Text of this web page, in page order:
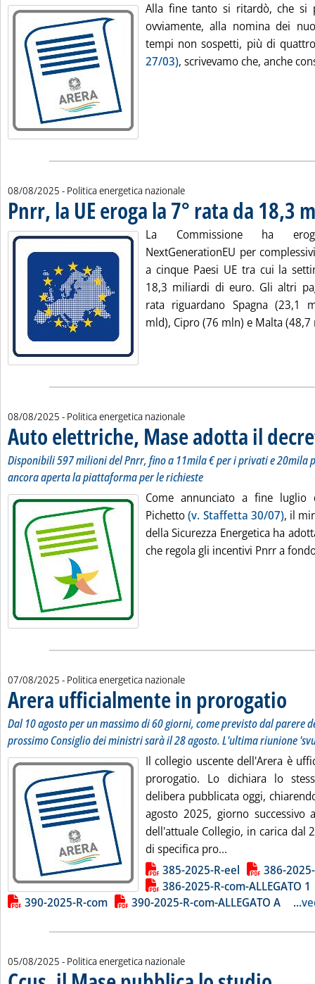
Alla fine tanto si ritardò, che si
ovviamente, alla nomina dei
tempi non sospetti, più di
27/03), scrivevamo che, anche
08/08/2025 - Politica energetica nazionale
Pnrr, la UE eroga la 7° rata da 18,3
La Commissione ha
NextGenerationEU per
a cinque Paesi UE tra cui la
18,3 miliardi di euro. Gli altri
rata riguardano Spagna (23,1
mld), Cipro (76 mln) e Malta (48,7
08/08/2025 - Politica energetica nazionale
Auto elettriche, Mase adotta il
Disponibili 597 milioni del Pnrr, fino a 11mila € per i privati e 20mila
ancora aperta la piattaforma per le richieste
Come annunciato a fine luglio
Pichetto(v. Staffetta 30/07), il
della Sicurezza Energetica ha
che regola gli incentivi Pnrr a
07/08/2025 - Politica energetica nazionale
Arera ufficialmente in prorogatio
Dal 10 agosto per un massimo di 60 giorni, come previsto dal parere
prossimo Consiglio dei ministri sarà il 28 agosto. L'ultima riunione
Il collegio uscente dell'Arera è
prorogatio. Lo dichiara lo
delibera pubblicata oggi,
agosto 2025, giorno successivo
dell'attuale Collegio, in carica dal
di specifica pro...
Lista allegati PDF alla notizia385-2025-R-eel
386-
386-2025-R-com-ALLEGATO 1
390-2025-R-com
390-2025-R-com-ALLEGATO A ...
05/08/2025 - Politica energetica nazionale